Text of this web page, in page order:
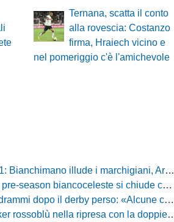
Ternana, scatta il conto
alla rovescia: Costanzo
firma, Hraiech vicino e
nel pomeriggio c'è l'amichevole
illude i marchigiani, Ardizzone salva i biancazzurri nel finale
biancoceleste si chiude con un pareggio senza reti
«Alcune cose non mi sono piaciute, ma siamo sulla strada giusta»
con la doppietta di Faggioli e i gol di Candellori e Perrotta